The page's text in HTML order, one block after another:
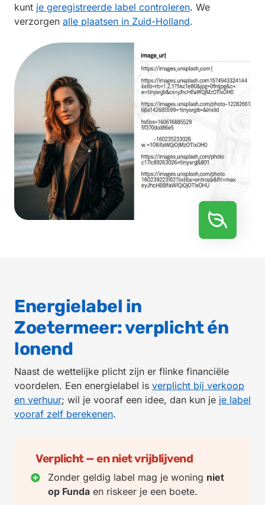
kunt je geregistreerde label controleren. We
verzorgen alle plaatsen in Zuid-Holland.
Energielabel in
Zoetermeer: verplicht én
lonend
Naast de wettelijke plicht zijn er flinke financiële
voordelen. Een energielabel is verplicht bij verkoop
en verhuur; wil je vooraf een idee, dan kun je je label
vooraf zelf berekenen.
Verplicht — en niet vrijblijvend
Zonder geldig label mag je woning niet
op Fundaen riskeer je een boete.